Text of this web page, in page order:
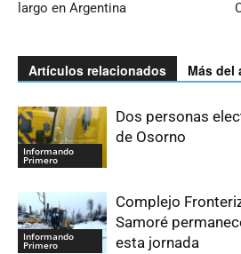
largo en Argentina
Artículos relacionados Más del
Informando
Primero
Dos personas
de Osorno
Informando
Primero
Complejo
Samoré
esta jornada